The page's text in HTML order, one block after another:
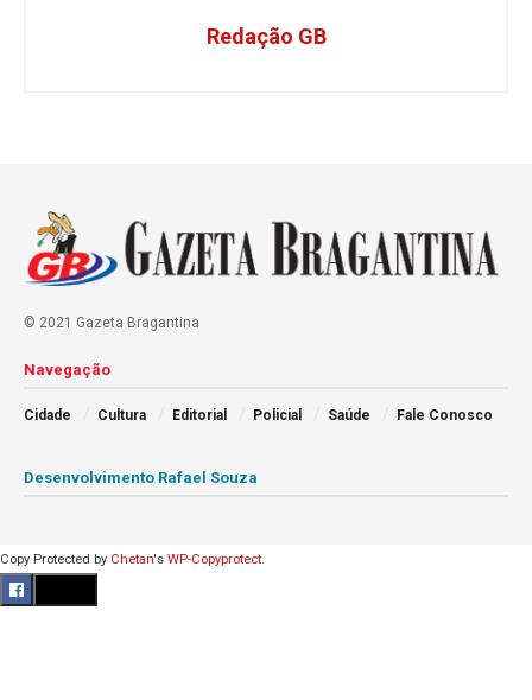
Redação GB
© 2021 Gazeta Bragantina
Navegação
Cidade Cultura Editorial Policial Saúde Fale Conosco
Desenvolvimento Rafael Souza
Copy Protected by Chetan's WP-Copyprotect.